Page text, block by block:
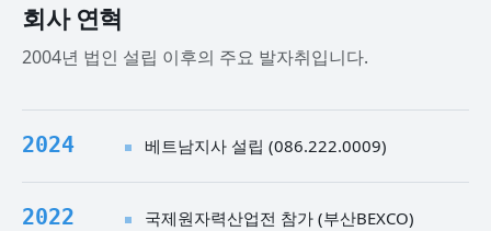
회사 연혁
2004년 법인 설립 이후의 주요 발자취입니다.
2024 베트남지사 설립 (086.222.0009)
2022 국제원자력산업전 참가 (부산BEXCO)